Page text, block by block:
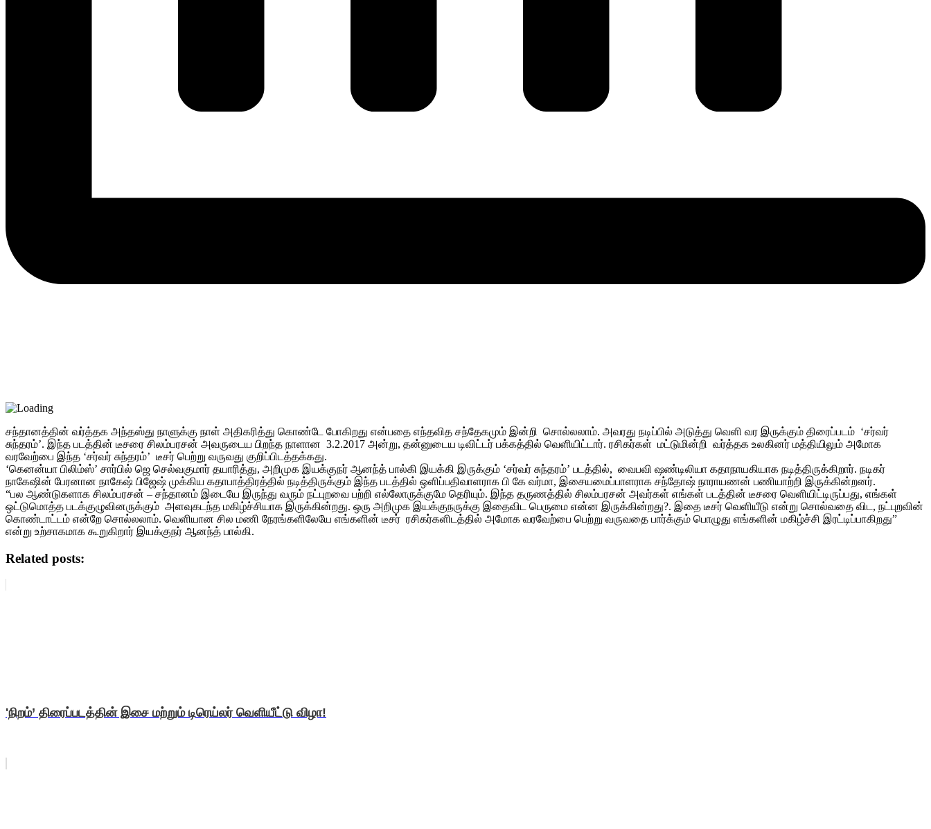
சந்தானத்தின் வர்த்தக அந்தஸ்து நாளுக்கு நாள் அதிகரித்து கொண்டே போகிறது என்பதை எந்தவித சந்தேகமும் இன்றி சொல்லலாம். அவரது நடிப்பில் அடுத்து வெளி வர இருக்கும் திரைப்படம் ‘சர்வர்
சுந்தரம்’. இந்த படத்தின் டீசரை சிலம்பரசன் அவருடைய பிறந்த நாளான 3.2.2017 அன்று, தன்னுடைய டிவிட்டர் பக்கத்தில் வெளியிட்டார். ரசிகர்கள் மட்டுமின்றி வர்த்தக உலகினர் மத்தியிலும் அமோக
வரவேற்பை இந்த ‘சர்வர் சுந்தரம்’ டீசர் பெற்று வருவது குறிப்பிடத்தக்கது.
‘கெனன்யா பிலிம்ஸ்’ சார்பில் ஜெ செல்வகுமார் தயாரித்து, அறிமுக இயக்குநர் ஆனந்த் பால்கி இயக்கி இருக்கும் ‘சர்வர் சுந்தரம்’ படத்தில், வைபவி ஷண்டிலியா கதாநாயகியாக நடித்திருக்கிறார். நடிகர்
நாகேஷின் பேரனான நாகேஷ் பிஜேஷ் முக்கிய கதாபாத்திரத்தில் நடித்திருக்கும் இந்த படத்தில் ஒளிப்பதிவாளராக பி கே வர்மா, இசையமைப்பாளராக சந்தோஷ் நாராயணன் பணியாற்றி இருக்கின்றனர்.
“பல ஆண்டுகளாக சிலம்பரசன் – சந்தானம் இடையே இருந்து வரும் நட்புறவை பற்றி எல்லோருக்குமே தெரியும். இந்த தருணத்தில் சிலம்பரசன் அவர்கள் எங்கள் படத்தின் டீசரை வெளியிட்டிருப்பது, எங்கள்
ஒட்டுமொத்த படக்குழுவினருக்கும் அளவுகடந்த மகிழ்ச்சியாக இருக்கின்றது. ஒரு அறிமுக இயக்குநருக்கு இதைவிட பெருமை என்ன இருக்கின்றது?. இதை டீசர் வெளியீடு என்று சொல்வதை விட, நட்புறவின்
கொண்டாட்டம் என்றே சொல்லலாம். வெளியான சில மணி நேரங்களிலேயே எங்களின் டீசர் ரசிகர்களிடத்தில் அமோக வரவேற்பை பெற்று வருவதை பார்க்கும் பொழுது எங்களின் மகிழ்ச்சி இரட்டிப்பாகிறது”
என்று உற்சாகமாக கூறுகிறார் இயக்குநர் ஆனந்த் பால்கி.
Related posts:
'நிறம்’ திரைப்படத்தின் இசை மற்றும் டிரெய்லர் வெளியீட்டு விழா!